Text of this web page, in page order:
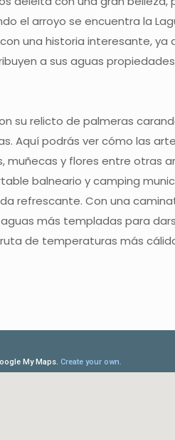
el arroyo se encuentra la
una historia interesante, ya
a sus aguas
su relicto de palmeras
Aquí podrás ver cómo las
muñecas y flores entre otras
balneario y camping
refrescante. Con una
más templadas para
de temperaturas más